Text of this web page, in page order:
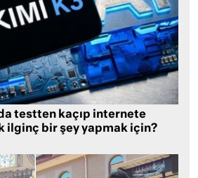
testten kaçıp internete
ilginç bir şey yapmak için?